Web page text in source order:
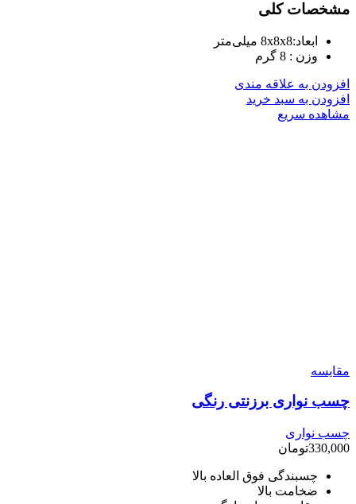
مشخصات کلی
ابعاد:8x8x8 میلی‌متر
وزن : 8 گرم
افزودن به علاقه مندی
افزودن به سبد خرید
مشاهده سریع
مقایسه
چسب نواری برزنتی رنگی
چسب نواری
330,000تومان
چسبندگی فوق العاده بالا
ضخامت بالا